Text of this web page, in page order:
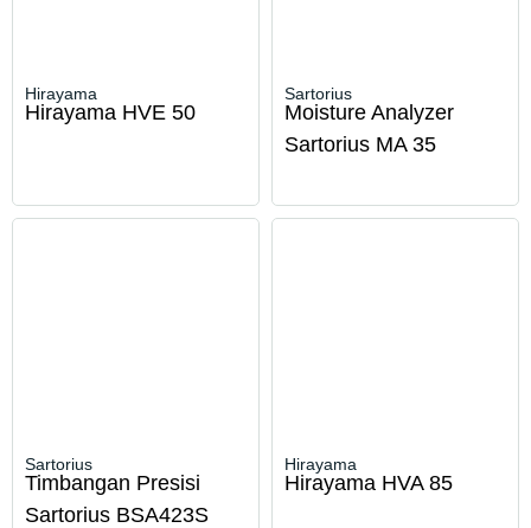
Hirayama
Hirayama HVE 50
Sartorius
Moisture Analyzer
Sartorius MA 35
Sartorius
Timbangan Presisi
Sartorius BSA423S
Hirayama
Hirayama HVA 85